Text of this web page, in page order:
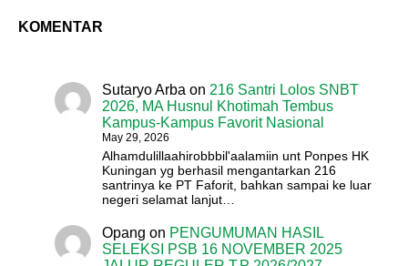
KOMENTAR
Sutaryo Arba on 216 Santri Lolos SNBT
2026, MA Husnul Khotimah Tembus
Kampus-Kampus Favorit Nasional
May 29, 2026
Alhamdulillaahirobbbil'aalamiin unt Ponpes HK
Kuningan yg berhasil mengantarkan 216
santrinya ke PT Faforit, bahkan sampai ke luar
negeri selamat lanjut…
Opang on PENGUMUMAN HASIL
SELEKSI PSB 16 NOVEMBER 2025